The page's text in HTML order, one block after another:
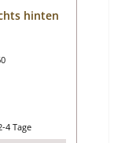
hinten
4 Tage